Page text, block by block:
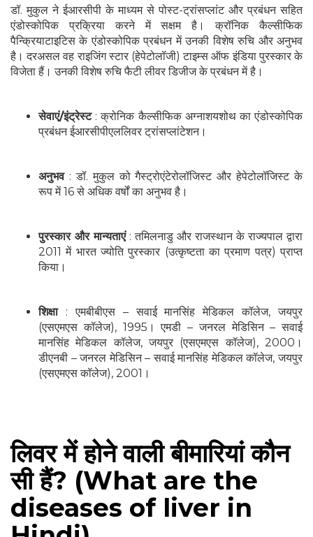
डॉ. मुकुल ने ईआरसीपी के माध्यम से पोस्ट-ट्रांसप्लांट और प्रबंधन सहित
एंडोस्कोपिक प्रक्रिया करने में सक्षम है। क्रॉनिक कैल्सीफिक
पैन्क्रियाटाइटिस के एंडोस्कोपिक प्रबंधन में उनकी विशेष रुचि और अनुभव
है। दरअसल वह राइजिंग स्टार (हेपेटोलॉजी) टाइम्स ऑफ इंडिया पुरस्कार के
विजेता हैं। उनकी विशेष रुचि फैटी लीवर डिजीज के प्रबंधन में है।
सेवाएं/इंट्रेस्ट: क्रोनिक कैल्सीफिक अग्नाशयशोथ का एंडोस्कोपिक
प्रबंधन ईआरसीपीएललिवर ट्रांसप्लांटेशन।
अनुभव: डॉ. मुकुल को गैस्ट्रोएंटेरोलॉजिस्ट और हेपेटोलॉजिस्ट के
रूप में 16 से अधिक वर्षों का अनुभव है।
पुरस्कार और मान्यताएं: तमिलनाडु और राजस्थान के राज्यपाल द्वारा
2011 में भारत ज्योति पुरस्कार (उत्कृष्टता का प्रमाण पत्र) प्राप्त
किया।
शिक्षा: एमबीबीएस – सवाई मानसिंह मेडिकल कॉलेज, जयपुर
(एसएमएस कॉलेज), 1995। एमडी – जनरल मेडिसिन – सवाई
मानसिंह मेडिकल कॉलेज, जयपुर (एसएमएस कॉलेज), 2000।
डीएनबी – जनरल मेडिसिन – सवाई मानसिंह मेडिकल कॉलेज, जयपुर
(एसएमएस कॉलेज), 2001।
लिवर में होने वाली बीमारियां कौन
सी हैं? (What are the
diseases of liver in